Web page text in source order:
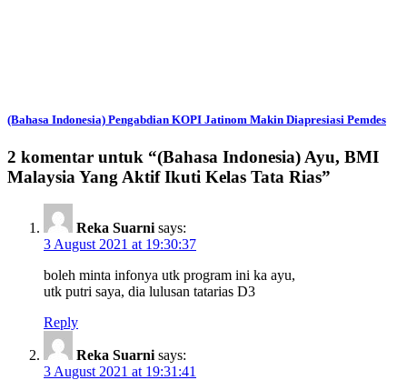
(Bahasa Indonesia) Pengabdian KOPI Jatinom Makin Diapresiasi Pemdes
2 komentar untuk “(Bahasa Indonesia) Ayu, BMI
Malaysia Yang Aktif Ikuti Kelas Tata Rias”
Reka Suarni says:
3 August 2021 at 19:30:37
boleh minta infonya utk program ini ka ayu,
utk putri saya, dia lulusan tatarias D3
Reply
Reka Suarni says:
3 August 2021 at 19:31:41